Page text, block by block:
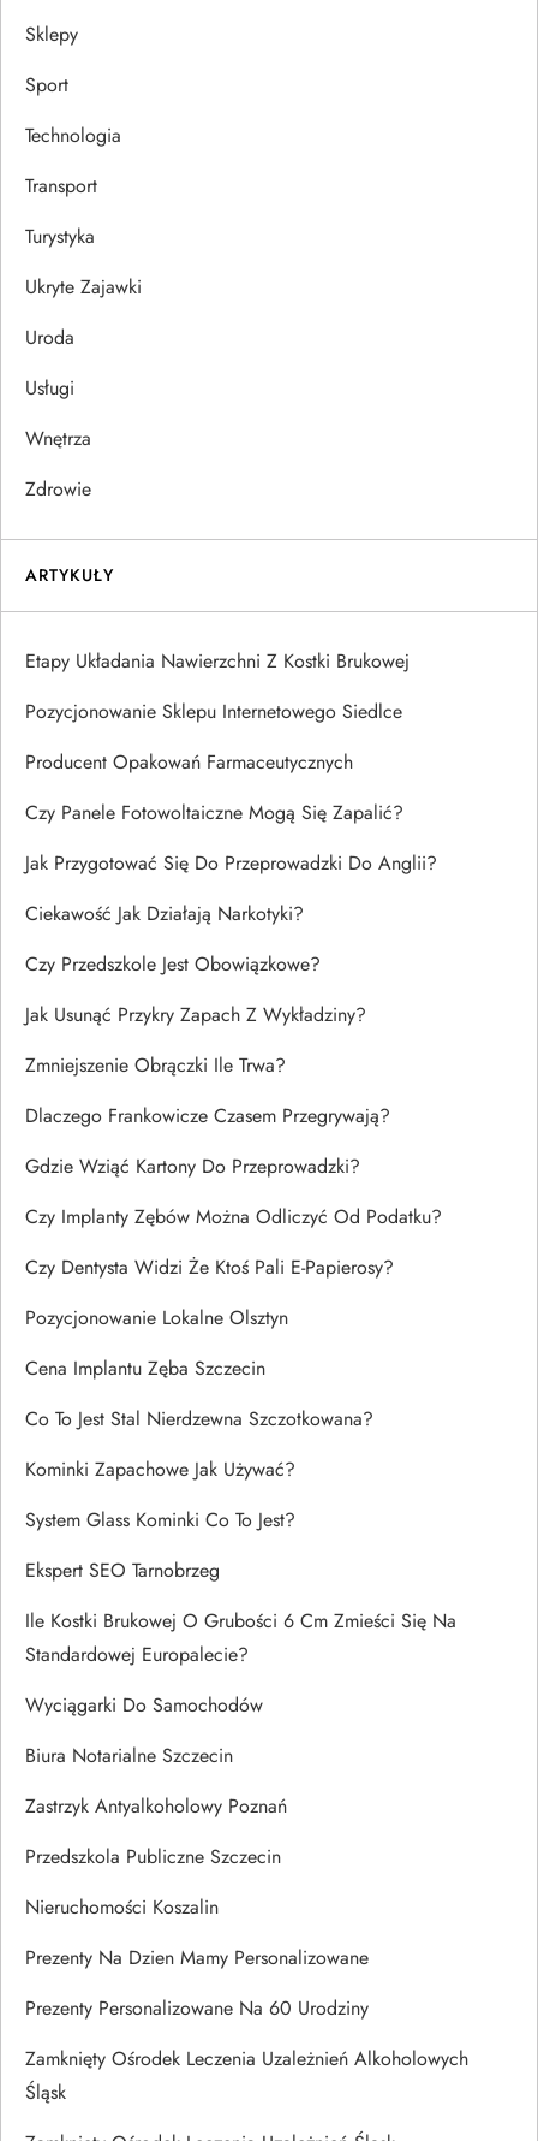
Sklepy
Sport
Technologia
Transport
Turystyka
Ukryte Zajawki
Uroda
Usługi
Wnętrza
Zdrowie
ARTYKUŁY
Etapy Układania Nawierzchni Z Kostki Brukowej
Pozycjonowanie Sklepu Internetowego Siedlce
Producent Opakowań Farmaceutycznych
Czy Panele Fotowoltaiczne Mogą Się Zapalić?
Jak Przygotować Się Do Przeprowadzki Do Anglii?
Ciekawość Jak Działają Narkotyki?
Czy Przedszkole Jest Obowiązkowe?
Jak Usunąć Przykry Zapach Z Wykładziny?
Zmniejszenie Obrączki Ile Trwa?
Dlaczego Frankowicze Czasem Przegrywają?
Gdzie Wziąć Kartony Do Przeprowadzki?
Czy Implanty Zębów Można Odliczyć Od Podatku?
Czy Dentysta Widzi Że Ktoś Pali E-Papierosy?
Pozycjonowanie Lokalne Olsztyn
Cena Implantu Zęba Szczecin
Co To Jest Stal Nierdzewna Szczotkowana?
Kominki Zapachowe Jak Używać?
System Glass Kominki Co To Jest?
Ekspert SEO Tarnobrzeg
Ile Kostki Brukowej O Grubości 6 Cm Zmieści Się Na
Standardowej Europalecie?
Wyciągarki Do Samochodów
Biura Notarialne Szczecin
Zastrzyk Antyalkoholowy Poznań
Przedszkola Publiczne Szczecin
Nieruchomości Koszalin
Prezenty Na Dzien Mamy Personalizowane
Prezenty Personalizowane Na 60 Urodziny
Zamknięty Ośrodek Leczenia Uzależnień Alkoholowych
Śląsk